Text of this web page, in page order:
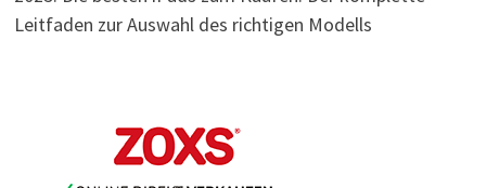
Leitfaden zur Auswahl des richtigen Modells